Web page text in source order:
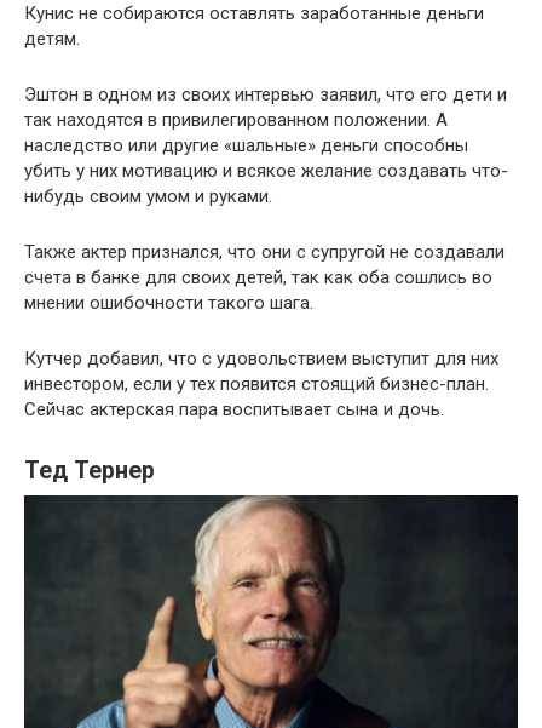
Кунис не собираются оставлять заработанные деньги
детям.
Эштон в одном из своих интервью заявил, что его дети и
так находятся в привилегированном положении. А
наследство или другие «шальные» деньги способны
убить у них мотивацию и всякое желание создавать что-
нибудь своим умом и руками.
Также актер признался, что они с супругой не создавали
счета в банке для своих детей, так как оба сошлись во
мнении ошибочности такого шага.
Кутчер добавил, что с удовольствием выступит для них
инвестором, если у тех появится стоящий бизнес-план.
Сейчас актерская пара воспитывает сына и дочь.
Тед Тернер